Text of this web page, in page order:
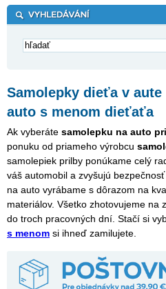
Samolepky dieťa v
auto s menom dieťaťa
Ak vyberáte samolepku na auto
ponuku od priameho výrobcu
samolepiek prilby ponúkame celý
váš automobil a zvyšujú
na auto vyrábame s dôrazom na
materiálov. Všetko zhotovujeme na
do troch pracovných dní. Stačí si
s menom si ihneď zamilujete.